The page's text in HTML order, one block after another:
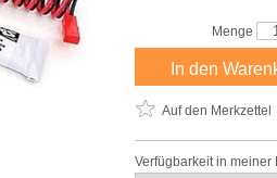
Menge
In den
Auf den Merkzettel
Verfügbarkeit in meiner